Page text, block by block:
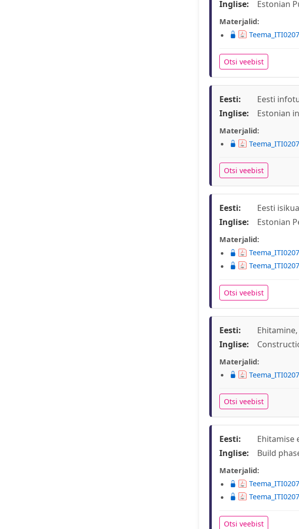
Inglise:
Estonian
Materjalid:
Otsi veebist
Eesti:
Eesti
Inglise:
Estonian
Materjalid:
Otsi veebist
Eesti:
Eesti
Inglise:
Estonian
Materjalid:
Otsi veebist
Eesti:
Inglise:
Materjalid:
Otsi veebist
Eesti:
Ehitamise
Inglise:
Build
Materjalid:
Otsi veebist